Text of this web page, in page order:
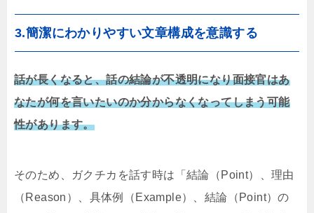
3.簡潔にわかりやすい文章構成を意識する
話が長くなると、話の結論が不透明になり面接官はあ
なたが何を言いたいのか分からなくなってしまう可能
性があります。
そのため、ガクチカを話す時は「結論（Point）、理由
（Reason）、具体例（Example）、結論（Point）の